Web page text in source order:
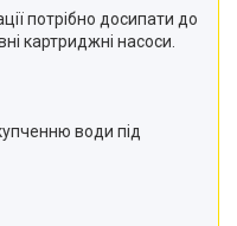
потрібно досипати до
картриджні насоси.
води під